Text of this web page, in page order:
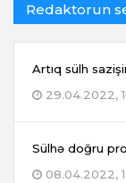
Redaktorun
Artıq sülh
29.04.2022,
Sülhə doğru
08.04.2022,